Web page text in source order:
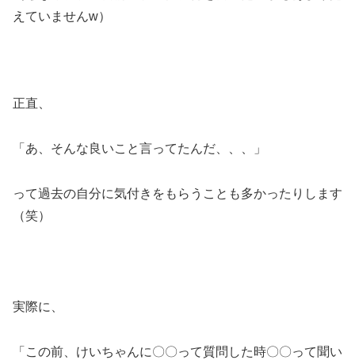
えていませんw）
正直、
「あ、そんな良いこと言ってたんだ、、、」
って過去の自分に気付きをもらうことも多かったりします
（笑）
実際に、
「この前、けいちゃんに〇〇って質問した時〇〇って聞い